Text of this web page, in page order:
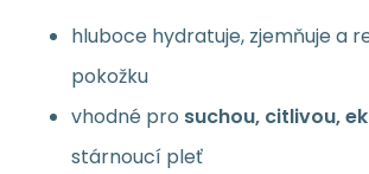
hluboce hydratuje, zjemňuje a
pokožku
vhodné pro suchou, citlivou,
stárnoucí pleť